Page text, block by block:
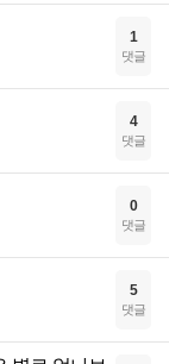
1
댓글
4
댓글
0
댓글
5
댓글